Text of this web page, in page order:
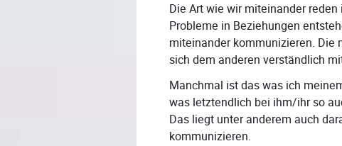
Die Art wie wir miteinander
Probleme in Beziehungen
miteinander kommunizieren. Die
sich dem anderen verständlich
Manchmal ist das was ich
was letztendlich bei ihm/ihr so
Das liegt unter anderem auch
kommunizieren.